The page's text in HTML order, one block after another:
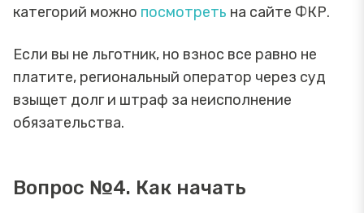
категорий можно посмотреть на сайте ФКР.
Если вы не льготник, но взнос все равно не
платите, региональный оператор через суд
взыщет долг и штраф за неисполнение
обязательства.
Вопрос №4. Как начать